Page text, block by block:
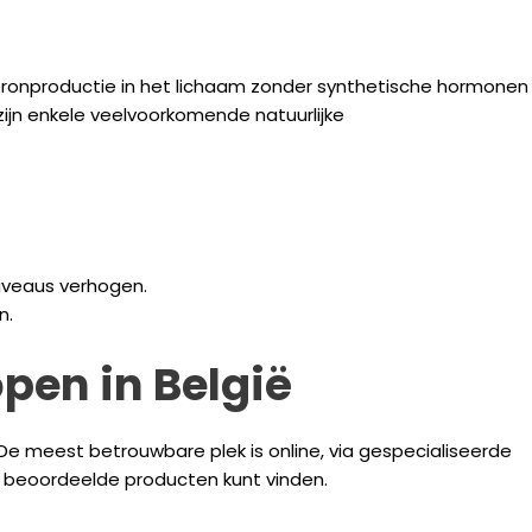
in het lichaam zonder synthetische hormonen
enkele veelvoorkomende natuurlijke
verhogen.
in België
meest betrouwbare plek is online, via gespecialiseerde
producten kunt vinden.